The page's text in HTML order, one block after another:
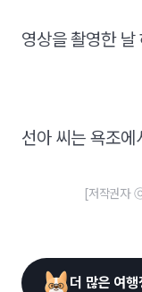
영상을 촬영한 날
선아 씨는 욕조에
[저작권자
더 많은 여